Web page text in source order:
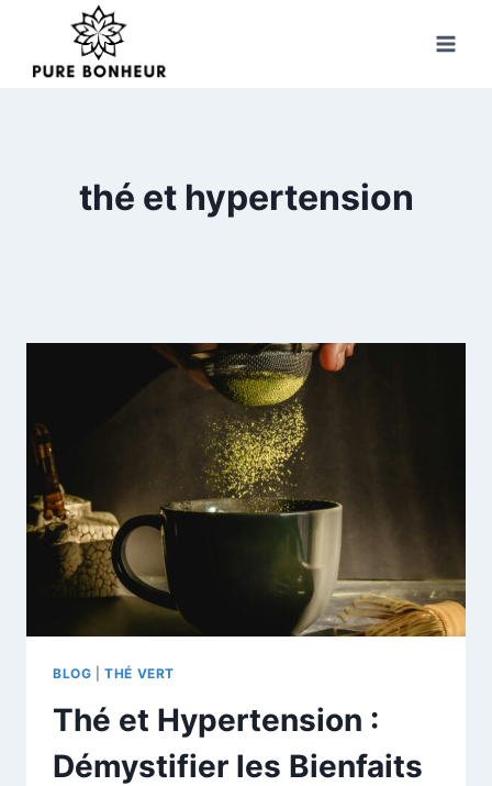
content
thé et hypertension
BLOG |THÉ VERT
Thé et Hypertension :
Démystifier les Bienfaits